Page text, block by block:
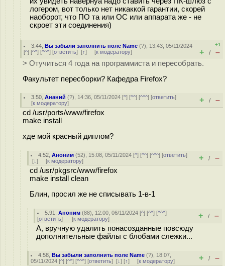
логером, вот только нет никаккой гарантии, скорей
наоборот, что ПО та или ОС или аппарата же - не
скроет эти соединения)
3.44 ,Вы забыли заполнить поле Name (?), 13:43, 05/11/2024
[^] [^^] [^^^] [ответить] [↑] [к модератору]
+1
+ / –
> Отучиться 4 года на программиста и пересобрать.
Факультет пересборки? Кафедра Firefox?
3.50 ,Ананий (?), 14:36, 05/11/2024 [^] [^^] [^^^] [ответить]
[к модератору] + / –
cd /usr/ports/www/firefox
make install
хде мой красный диплом?
4.52 ,Аноним (52), 15:08, 05/11/2024 [^] [^^] [^^^] [ответить]
[↓] [к модератору] + / –
cd /usr/pkgsrc/www/firefox
make install clean
Блин, просил же не списывать 1-в-1
5.91 ,Аноним (88), 12:00, 06/11/2024 [^] [^^] [^^^]
[ответить] [к модератору] + / –
А, вручную удалить понасозданные повсюду
дополнительные файлы с блобами слежки...
4.58 ,Вы забыли заполнить поле Name (?), 18:07,
05/11/2024 [^] [^^] [^^^] [ответить] [↓] [↑] [к модератору] + / –